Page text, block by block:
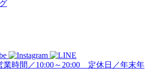
業時間／10:00～20:00 定休日／年末年